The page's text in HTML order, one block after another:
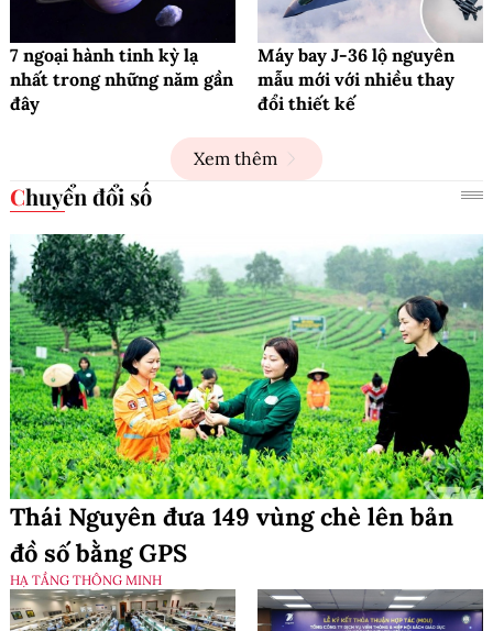
7 ngoại hành tinh kỳ lạ
nhất trong những năm gần
đây
Máy bay J-36 lộ nguyên
mẫu mới với nhiều thay
đổi thiết kế
Xem thêm
Chuyển đổi số
Thái Nguyên đưa 149 vùng chè lên bản
đồ số bằng GPS
HẠ TẦNG THÔNG MINH